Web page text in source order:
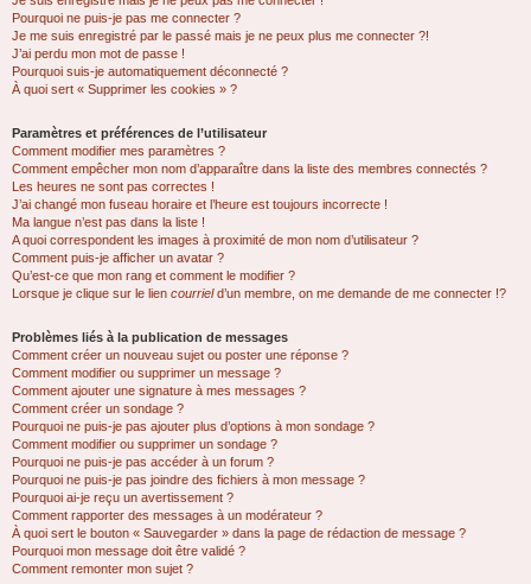
Pourquoi ne puis-je pas me connecter ?
Je me suis enregistré par le passé mais je ne peux plus me connecter ?!
J’ai perdu mon mot de passe !
Pourquoi suis-je automatiquement déconnecté ?
À quoi sert « Supprimer les cookies » ?
Paramètres et préférences de l’utilisateur
Comment modifier mes paramètres ?
Comment empêcher mon nom d’apparaître dans la liste des membres connectés ?
Les heures ne sont pas correctes !
J’ai changé mon fuseau horaire et l’heure est toujours incorrecte !
Ma langue n’est pas dans la liste !
A quoi correspondent les images à proximité de mon nom d’utilisateur ?
Comment puis-je afficher un avatar ?
Qu’est-ce que mon rang et comment le modifier ?
Lorsque je clique sur le lien courrield’un membre, on me demande de me connecter !?
Problèmes liés à la publication de messages
Comment créer un nouveau sujet ou poster une réponse ?
Comment modifier ou supprimer un message ?
Comment ajouter une signature à mes messages ?
Comment créer un sondage ?
Pourquoi ne puis-je pas ajouter plus d’options à mon sondage ?
Comment modifier ou supprimer un sondage ?
Pourquoi ne puis-je pas accéder à un forum ?
Pourquoi ne puis-je pas joindre des fichiers à mon message ?
Pourquoi ai-je reçu un avertissement ?
Comment rapporter des messages à un modérateur ?
À quoi sert le bouton « Sauvegarder » dans la page de rédaction de message ?
Pourquoi mon message doit être validé ?
Comment remonter mon sujet ?